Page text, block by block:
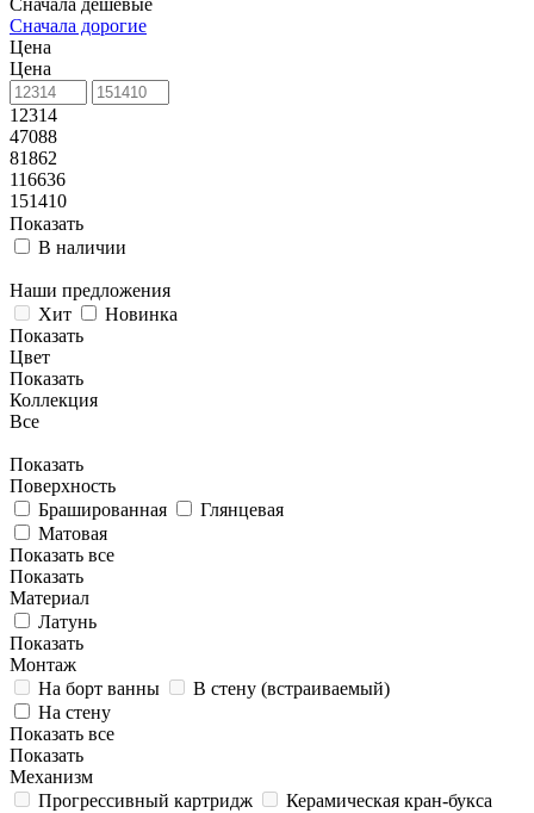
Сначала дешевые
Сначала дорогие
Цена
Цена
12314
47088
81862
116636
151410
Показать
В наличии
Наши предложения
Хит
Новинка
Показать
Цвет
Показать
Коллекция
Все
Показать
Поверхность
Брашированная
Глянцевая
Матовая
Показать все
Показать
Материал
Латунь
Показать
Монтаж
На борт ванны
В стену (встраиваемый)
На стену
Показать все
Показать
Механизм
Прогрессивный картридж
Керамическая кран-букса